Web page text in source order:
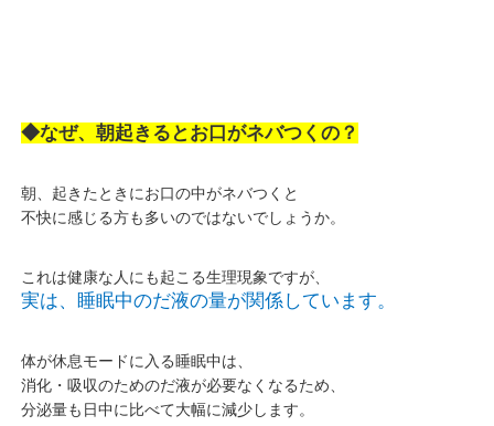
◆なぜ、朝起きるとお口がネバつくの？
朝、起きたときにお口の中がネバつくと
不快に感じる方も多いのではないでしょうか。
これは健康な人にも起こる生理現象ですが、
実は、睡眠中のだ液の量が関係しています。
体が休息モードに入る睡眠中は、
消化・吸収のためのだ液が必要なくなるため、
分泌量も日中に比べて大幅に減少します。